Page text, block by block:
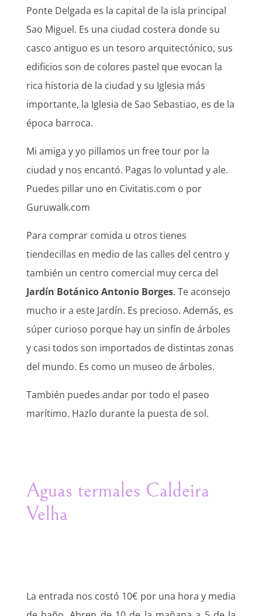
Ponte Delgada es la capital de la isla principal
Sao Miguel. Es una ciudad costera donde su
casco antiguo es un tesoro arquitectónico, sus
edificios son de colores pastel que evocan la
rica historia de la ciudad y su Iglesia más
importante, la Iglesia de Sao Sebastiao, es de la
época barroca.
Mi amiga y yo pillamos un free tour por la
ciudad y nos encantó. Pagas lo voluntad y ale.
Puedes pillar uno en Civitatis.com o por
Guruwalk.com
Para comprar comida u otros tienes
tiendecillas en medio de las calles del centro y
también un centro comercial muy cerca del
Jardín Botánico Antonio Borges. Te aconsejo
mucho ir a este Jardín. Es precioso. Además, es
súper curioso porque hay un sinfín de árboles
y casi todos son importados de distintas zonas
del mundo. Es como un museo de árboles.
También puedes andar por todo el paseo
marítimo. Hazlo durante la puesta de sol.
Aguas termales Caldeira
Velha
La entrada nos costó 10€ por una hora y media